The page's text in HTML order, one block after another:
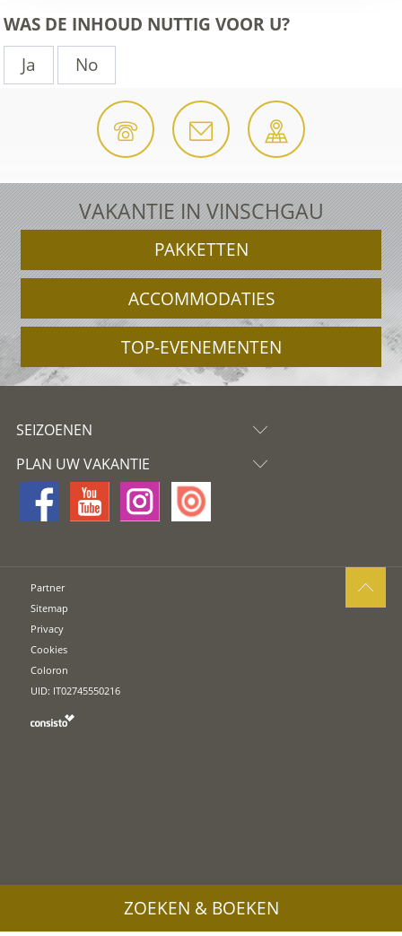
WAS DE INHOUD NUTTIG VOOR U?
Ja
No
VAKANTIE IN VINSCHGAU
PAKKETTEN
ACCOMMODATIES
TOP-EVENEMENTEN
SEIZOENEN
PLAN UW VAKANTIE
Partner
Sitemap
Privacy
Cookies
Coloron
UID: IT02745550216
ZOEKEN & BOEKEN